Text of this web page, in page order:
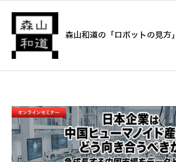
森山和道の「ロボットの見方」